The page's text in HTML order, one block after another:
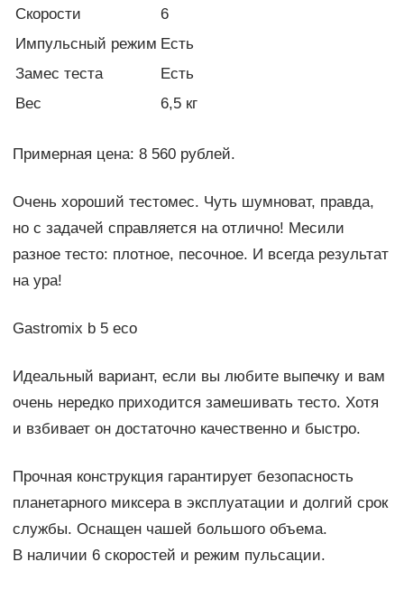
Скорости
6
Импульсный режим Есть
Замес теста
Есть
Вес
6,5 кг
Примерная цена: 8 560 рублей.
Очень хороший тестомес. Чуть шумноват, правда,
но с задачей справляется на отлично! Месили
разное тесто: плотное, песочное. И всегда результат
на ура!
Gastromix b 5 eco
Идеальный вариант, если вы любите выпечку и вам
очень нередко приходится замешивать тесто. Хотя
и взбивает он достаточно качественно и быстро.
Прочная конструкция гарантирует безопасность
планетарного миксера в эксплуатации и долгий срок
службы. Оснащен чашей большого объема.
В наличии 6 скоростей и режим пульсации.